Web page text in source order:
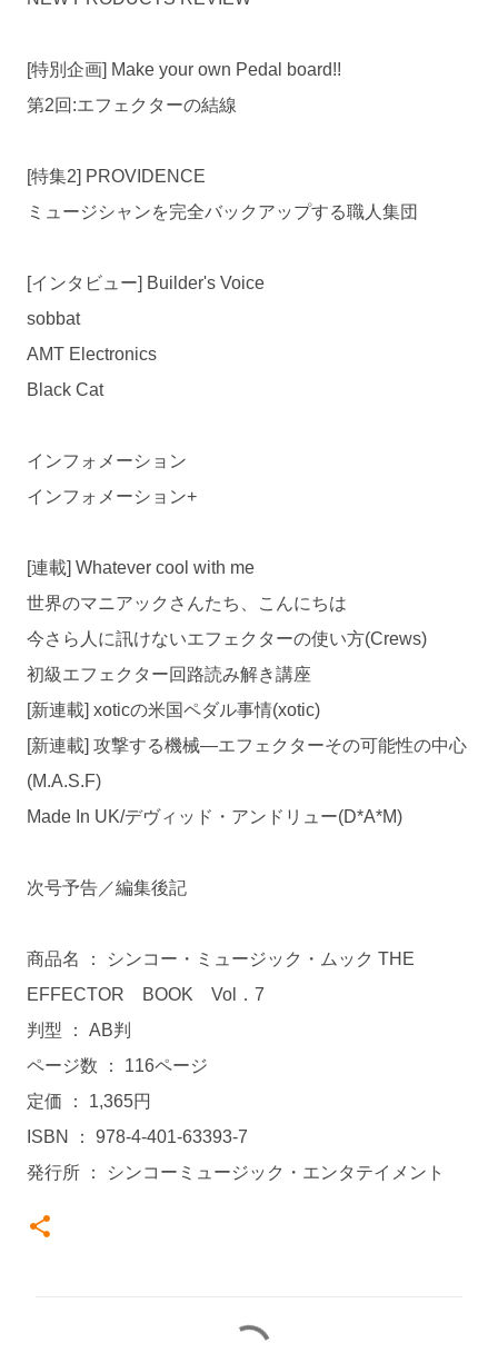
[特別企画] Make your own Pedal board!!
第2回:エフェクターの結線
[特集2] PROVIDENCE
ミュージシャンを完全バックアップする職人集団
[インタビュー] Builder's Voice
sobbat
AMT Electronics
Black Cat
インフォメーション
インフォメーション+
[連載] Whatever cool with me
世界のマニアックさんたち、こんにちは
今さら人に訊けないエフェクターの使い方(Crews)
初級エフェクター回路読み解き講座
[新連載] xoticの米国ペダル事情(xotic)
[新連載] 攻撃する機械―エフェクターその可能性の中心
(M.A.S.F)
Made In UK/デヴィッド・アンドリュー(D*A*M)
次号予告／編集後記
商品名 ： シンコー・ミュージック・ムック THE
EFFECTOR BOOK Vol．7
判型 ： AB判
ページ数 ： 116ページ
定価 ： 1,365円
ISBN ： 978-4-401-63393-7
発行所 ： シンコーミュージック・エンタテイメント